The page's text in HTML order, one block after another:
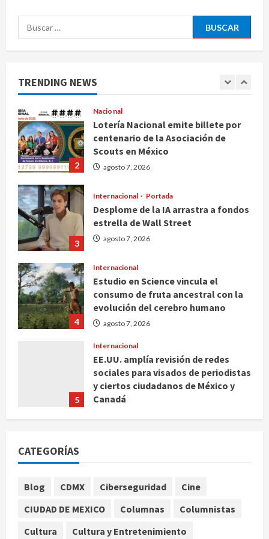
Buscar:
TRENDING NEWS
1
Nacional
Fallece Carlos Garfias Merlos,
2
Nacional
Lotería Nacional emite billete por
centenario de la Asociación de
Scouts en México
agosto 7, 2026
3
Internacional Portada
Desplome de la IA arrastra a fondos
estrella de Wall Street
agosto 7, 2026
4
Internacional
Estudio en Science vincula el
consumo de fruta ancestral con la
evolución del cerebro humano
agosto 7, 2026
5
Internacional
EE.UU. amplía revisión de redes
sociales para visados de periodistas
y ciertos ciudadanos de México y
Canadá
Lotería Nacional emite billete por
centenario de la Asociación de
CATEGORÍAS
Blog CDMX Ciberseguridad
Cine
CIUDAD DE MEXICO
Columnas
Columnistas
Cultura
Cultura y Entretenimiento